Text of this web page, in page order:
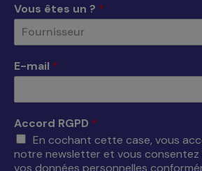
nouvelle
fenêtre
nouvelle
fenêtre
nouvelle
fenêtre
nouvelle
Vous êtes un ? *
Fournisseur
E-mail *
Accord RGPD *
En cochant cette case, vous
notre newsletter et vous
vos données personnelles